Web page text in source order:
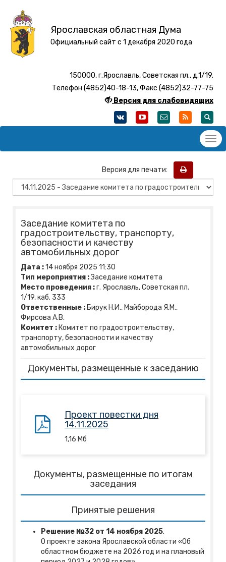
Ярославская областная Дума
Официальный сайт с 1 декабря 2020 года
150000, г.Ярославль, Советская пл., д.1/19.
Телефон (4852)40-18-13, Факс (4852)32-77-75
Версия для слабовидящих
Версия для печати:
Заседание комитета по
градостроительству, транспорту,
безопасности и качеству
автомобильных дорог
Дата :14ноября 2025 11:30
Тип мероприятия :Заседание комитета
Место проведения :г. Ярославль, Советская пл.
1/19, каб. 333
Ответственные : Бирук Н.И., Майборода Я.М.,
Фирсова А.В.
Комитет : Комитет по градостроительству,
транспорту, безопасности и качеству
автомобильных дорог
Документы, размещенные к заседанию
Проект повестки дня
14.11.2025
1,16 Mб
Документы, размещенные по итогам
заседания
Принятые решения
Решение №32 от 14 ноября 2025.
О проекте закона Ярославской области «Об
областном бюджете на 2026 год и на плановый